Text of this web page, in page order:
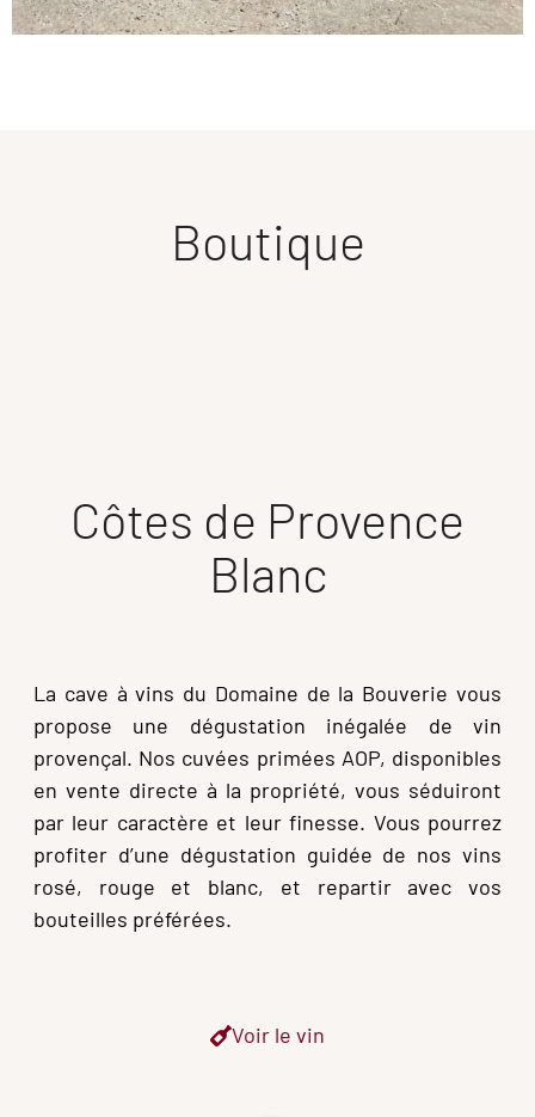
Boutique
Côtes de Provence
Blanc
La cave à vins du Domaine de la Bouverie vous
propose une dégustation inégalée de vin
provençal. Nos cuvées primées AOP, disponibles
en vente directe à la propriété, vous séduiront
par leur caractère et leur finesse. Vous pourrez
profiter d’une dégustation guidée de nos vins
rosé, rouge et blanc, et repartir avec vos
bouteilles préférées.
Voir le vin